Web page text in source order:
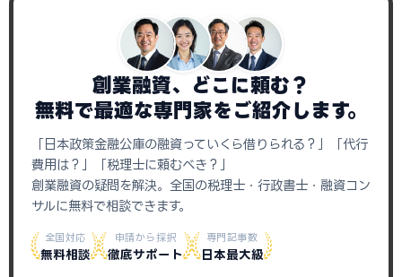
創業融資、どこに頼む？
無料で最適な専門家をご紹介します。
「日本政策金融公庫の融資っていくら借りられる？」「代行
費用は？」「税理士に頼むべき？」
創業融資の疑問を解決。全国の税理士・行政書士・融資コン
サルに無料で相談できます。
全国対応
無料相談
申請から採択
徹底サポート
専門記事数
日本最大級